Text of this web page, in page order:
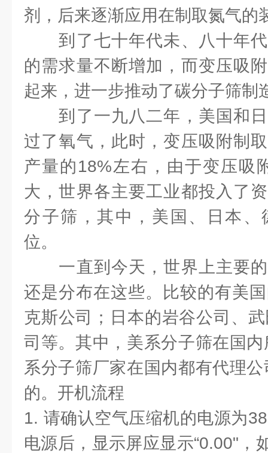
剂，后来逐渐应用在制取氮气的
到了七十年代未、八十年代
的需求量不断增加，而变压吸
起来，进一步推动了碳分子筛制
到了一九八二年，美国和日
过了氧气，此时，变压吸附制
产量的18%左右，由于变压吸
大，世界各主要工业都投入了
分子筛，其中，美国、日本、
位。
一直到今天，世界上主要的
还是分布在这些。比较的有美
克斯公司；日本的岩谷公司、
司等。其中，美系分子筛在国
系分子筛厂家在国内都有代理
的。开机流程
1. 请确认空气压缩机的电源为
电源后，显示屏应显示“0.00"，